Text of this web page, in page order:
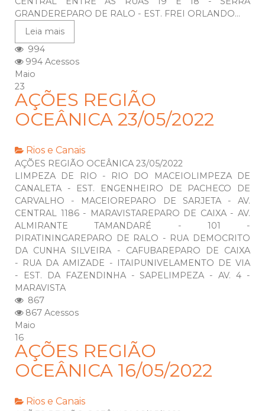
GRANDEREPARO DE RALO - EST. FREI ORLANDO...
Leia mais
994
994 Acessos
Maio
23
AÇÕES REGIÃO
OCEÂNICA 23/05/2022
Rios e Canais
AÇÕES REGIÃO OCEÂNICA 23/05/2022
LIMPEZA DE RIO - RIO DO MACEIOLIMPEZA DE
CANALETA - EST. ENGENHEIRO DE PACHECO DE
CARVALHO - MACEIOREPARO DE SARJETA - AV.
CENTRAL 1186 - MARAVISTAREPARO DE CAIXA - AV.
ALMIRANTE TAMANDARÉ - 101 -
PIRATININGAREPARO DE RALO - RUA DEMOCRITO
DA CUNHA SILVEIRA - CAFUBAREPARO DE CAIXA
- RUA DA AMIZADE - ITAIPUNIVELAMENTO DE VIA
- EST. DA FAZENDINHA - SAPELIMPEZA - AV. 4 -
MARAVISTA
867
867 Acessos
Maio
16
AÇÕES REGIÃO
OCEÂNICA 16/05/2022
Rios e Canais